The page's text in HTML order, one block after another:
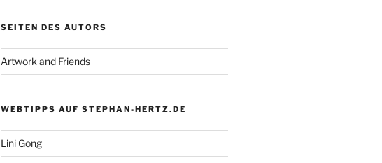
SEITEN DES AUTORS
Artwork and Friends
WEBTIPPS AUF STEPHAN-HERTZ.DE
Lini Gong